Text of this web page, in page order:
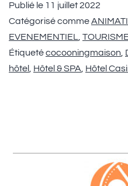
Publié le 11 juillet 2022
Catégorisé comme
EVENEMENTIEL TOURISME
Étiquetécocooningmaison
hôtel
Hôtel & SPA Hôtel